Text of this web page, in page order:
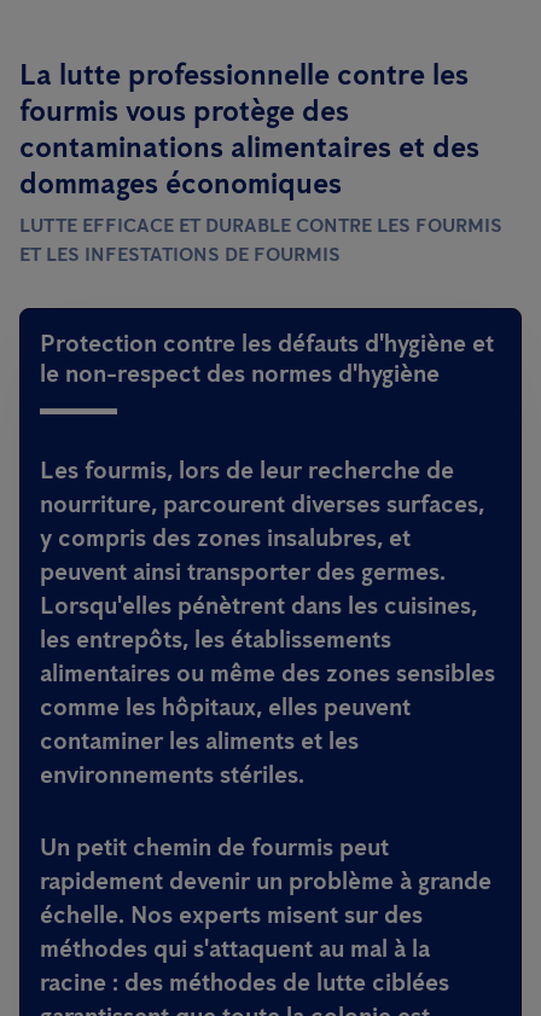
La lutte professionnelle contre les
fourmis vous protège des
contaminations alimentaires et des
dommages économiques
LUTTE EFFICACE ET DURABLE CONTRE LES FOURMIS
ET LES INFESTATIONS DE FOURMIS
Protection contre les défauts d'hygiène et
le non-respect des normes d'hygiène
Les fourmis, lors de leur recherche de
nourriture, parcourent diverses surfaces,
y compris des zones insalubres, et
peuvent ainsi transporter des germes.
Lorsqu'elles pénètrent dans les cuisines,
les entrepôts, les établissements
alimentaires ou même des zones sensibles
comme les hôpitaux, elles peuvent
contaminer les aliments et les
environnements stériles.
Un petit chemin de fourmis peut
rapidement devenir un problème à grande
échelle. Nos experts misent sur des
méthodes qui s'attaquent au mal à la
racine : des méthodes de lutte ciblées